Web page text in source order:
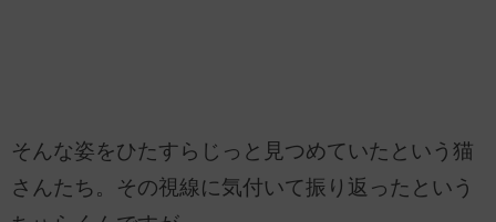
そんな姿をひたすらじっと見つめていたという猫
さんたち。その視線に気付いて振り返ったという